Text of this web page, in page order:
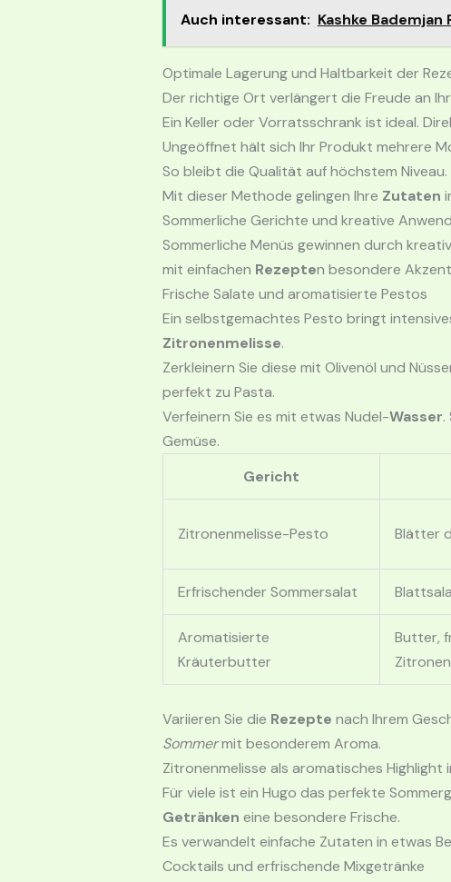
Auch interessant: Kashke
Optimale Lagerung und Haltbarkeit der
Der richtige Ort verlängert die Freude an
Ein Keller oder Vorratsschrank ist ideal.
Ungeöffnet hält sich Ihr Produkt mehrere
So bleibt die Qualität auf höchstem Niveau.
Mit dieser Methode gelingen Ihre Zutaten
Sommerliche Gerichte und kreative
Sommerliche Menüs gewinnen durch
mit einfachen Rezepten besondere
Frische Salate und aromatisierte Pestos
Ein selbstgemachtes Pesto bringt
Zitronenmelisse.
Zerkleinern Sie diese mit Olivenöl und
perfekt zu Pasta.
Verfeinern Sie es mit etwas Nudel-Wasser.
Gemüse.
Gericht
Zitronenmelisse-Pesto Blätter
Erfrischender Sommersalat
Aromatisierte
Kräuterbutter
Butter,
Variieren Sie die Rezepte nach Ihrem
Sommermit besonderem Aroma.
Zitronenmelisse als aromatisches Highlight
Für viele ist ein Hugo das perfekte
Getränken eine besondere Frische.
Es verwandelt einfache Zutaten in etwas
Cocktails und erfrischende Mixgetränke